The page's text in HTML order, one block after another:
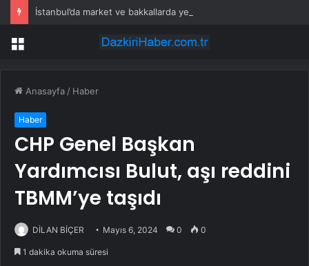
Menü
Anasayfa / Haber
Haber
CHP Genel Başkan
Yardımcısı Bulut, aşı reddini
TBMM’ye taşıdı
DİLAN BİÇER Mayıs 6, 2024 0 0
1 dakika okuma süresi